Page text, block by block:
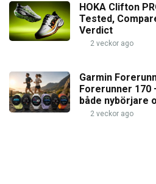
HOKA Clifton
Tested,
Verdict
2 veckor ago
Garmin
Forerunner 170
både nybörjare
2 veckor ago